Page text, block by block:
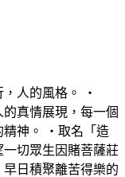
，人的風格。 ‧
的真情展現，每一個
精神。 ‧取名「造
切眾生因賭菩薩莊
日積聚離苦得樂的